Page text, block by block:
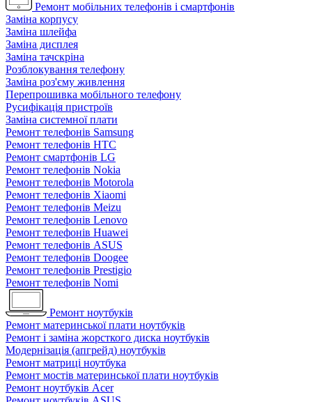
Ремонт мобільних телефонів і смартфонів
Заміна корпусу
Заміна шлейфа
Заміна дисплея
Заміна тачскріна
Розблокування телефону
Заміна роз'єму живлення
Перепрошивка мобільного телефону
Русифікація пристроїв
Заміна системної плати
Ремонт телефонів Samsung
Ремонт телефонів HTC
Ремонт смартфонів LG
Ремонт телефонів Nokia
Ремонт телефонів Motorola
Ремонт телефонів Xiaomi
Ремонт телефонів Meizu
Ремонт телефонів Lenovo
Ремонт телефонів Huawei
Ремонт телефонів ASUS
Ремонт телефонів Doogee
Ремонт телефонів Prestigio
Ремонт телефонів Nomi
Ремонт ноутбуків
Ремонт материнської плати ноутбуків
Ремонт і заміна жорсткого диска ноутбуків
Модернізація (апгрейд) ноутбуків
Ремонт матриці ноутбука
Ремонт мостів материнської плати ноутбуків
Ремонт ноутбуків Acer